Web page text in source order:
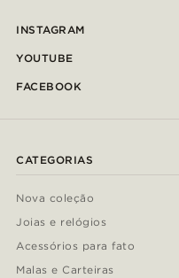
INSTAGRAM
YOUTUBE
FACEBOOK
CATEGORIAS
Nova coleção
Joias e relógios
Acessórios para fato
Malas e Carteiras